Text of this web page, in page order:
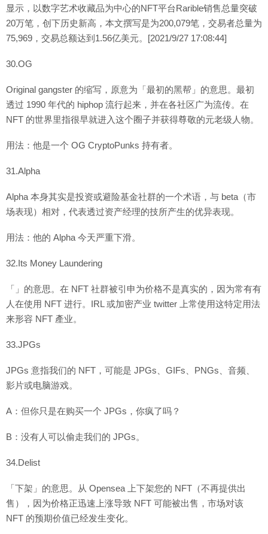
显示，以数字艺术收藏品为中心的NFT平台Rarible销售总量突破
20万笔，创下历史新高，本文撰写是为200,079笔，交易者总量为
75,969，交易总额达到1.56亿美元。[2021/9/27 17:08:44]
30.OG
Original gangster 的缩写，原意为「最初的黑帮」的意思。最初
透过 1990 年代的 hiphop 流行起来，并在各社区广为流传。在
NFT 的世界里指很早就进入这个圈子并获得尊敬的元老级人物。
用法：他是一个 OG CryptoPunks 持有者。
31.Alpha
Alpha 本身其实是投资或避险基金社群的一个术语，与 beta（市
场表现）相对，代表透过资产经理的技所产生的优异表现。
用法：他的 Alpha 今天严重下滑。
32.Its Money Laundering
「」的意思。在 NFT 社群被引申为价格不是真实的，因为常有有
人在使用 NFT 进行。IRL 或加密产业 twitter 上常使用这特定用法
来形容 NFT 產业。
33.JPGs
JPGs 意指我们的 NFT，可能是 JPGs、GIFs、PNGs、音频、
影片或电脑游戏。
A：但你只是在购买一个 JPGs，你疯了吗？
B：没有人可以偷走我们的 JPGs。
34.Delist
「下架」的意思。从 Opensea 上下架您的 NFT（不再提供出
售），因为价格正迅速上涨导致 NFT 可能被出售，市场对该
NFT 的预期价值已经发生变化。